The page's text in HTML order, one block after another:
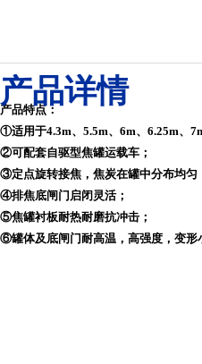
产品特点：
①适用于4.3m、5.5m、6m、6.25m、
②可配套自驱型焦罐运载车；
③定点旋转接焦，焦炭在罐中分布均匀
④排焦底闸门启闭灵活；
⑤焦罐衬板耐热耐磨抗冲击；
⑥罐体及底闸门耐高温，高强度，变形
产品详情